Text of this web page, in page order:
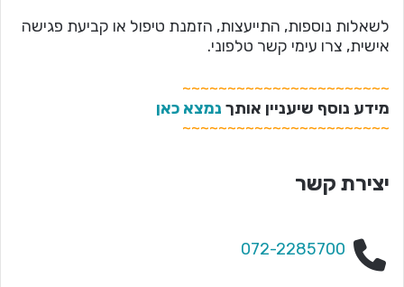
לשאלות נוספות, התייעצות, הזמנת טיפול או קביעת פגישה
אישית, צרו עימי קשר טלפוני.
~~~~~~~~~~~~~~~~~~~~~~~
מידע נוסף שיעניין אותך נמצא כאן
~~~~~~~~~~~~~~~~~~~~~~~
יצירת קשר
072-2285700